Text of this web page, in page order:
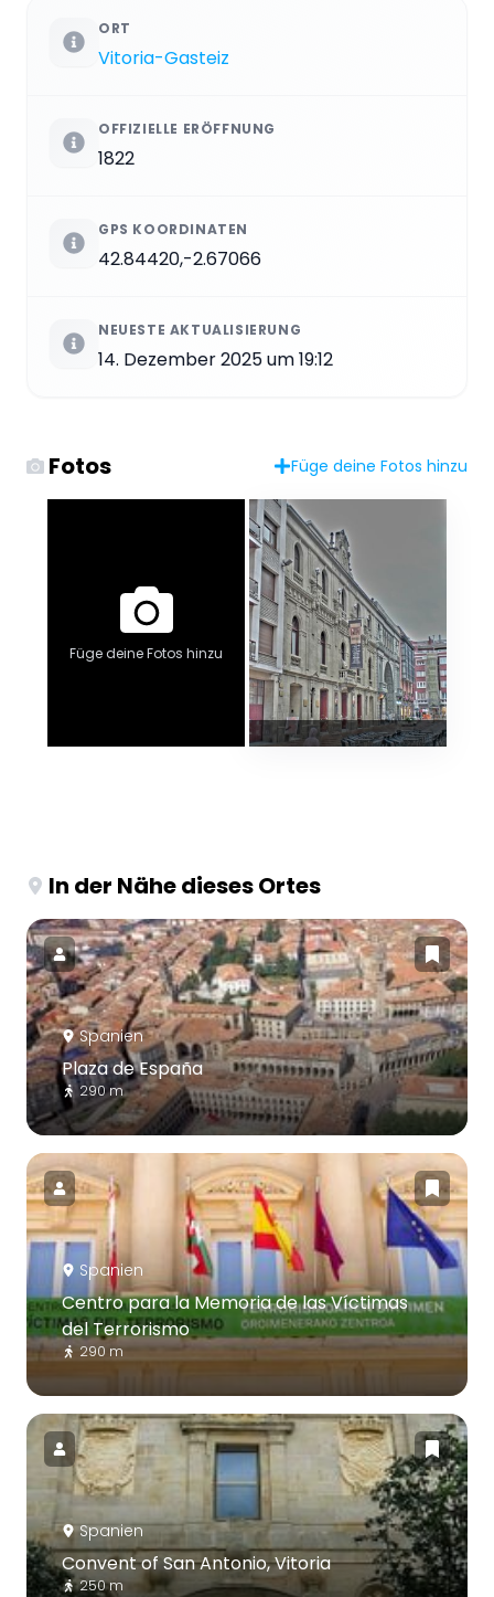
ORT
Vitoria-Gasteiz
OFFIZIELLE ERÖFFNUNG
1822
GPS KOORDINATEN
42.84420,-2.67066
NEUESTE AKTUALISIERUNG
14. Dezember 2025 um 19:12
Fotos Füge deine Fotos hinzu
Füge deine Fotos hinzu
In der Nähe dieses Ortes
Spanien
Plaza de España
290 m
Spanien
Centro para la Memoria de las Víctimas
del Terrorismo
290 m
Spanien
Convent of San Antonio, Vitoria
250 m